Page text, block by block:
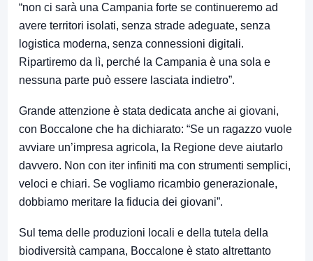
“non ci sarà una Campania forte se continueremo ad
avere territori isolati, senza strade adeguate, senza
logistica moderna, senza connessioni digitali.
Ripartiremo da lì, perché la Campania è una sola e
nessuna parte può essere lasciata indietro”.
Grande attenzione è stata dedicata anche ai giovani,
con Boccalone che ha dichiarato: “Se un ragazzo vuole
avviare un’impresa agricola, la Regione deve aiutarlo
davvero. Non con iter infiniti ma con strumenti semplici,
veloci e chiari. Se vogliamo ricambio generazionale,
dobbiamo meritare la fiducia dei giovani”.
Sul tema delle produzioni locali e della tutela della
biodiversità campana, Boccalone è stato altrettanto